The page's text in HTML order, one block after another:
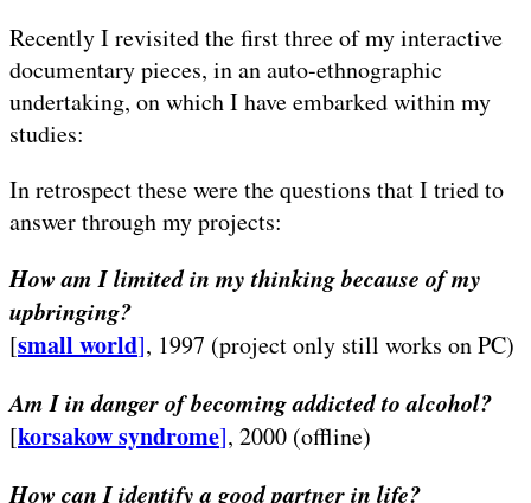
Recently I revisited the first three of my interactive
documentary pieces, in an auto-ethnographic
undertaking, on which I have embarked within my
studies:
In retrospect these were the questions that I tried to
answer through my projects:
How am I limited in my thinking because of my
upbringing?
[small world], 1997 (project only still works on PC)
Am I in danger of becoming addicted to alcohol?
[korsakow syndrome], 2000 (offline)
How can I identify a good partner in life?